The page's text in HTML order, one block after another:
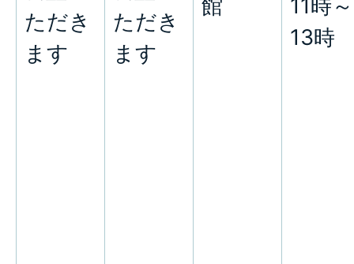
ただき
ます
ただき
ます
館
11時～
13時